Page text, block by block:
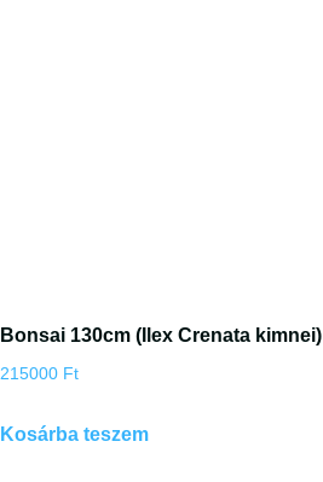
Bonsai 130cm (Ilex Crenata kimnei)
215000 Ft
Kosárba teszem